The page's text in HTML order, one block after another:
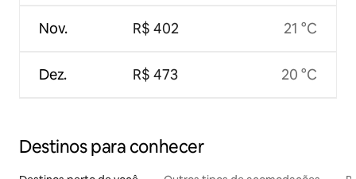
Nov.
Dez.
R$ 402
R$ 473
21 °C
20 °C
Destinos para conhecer